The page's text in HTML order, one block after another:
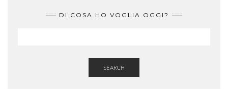
DI COSA HO VOGLIA OGGI?
SEARCH